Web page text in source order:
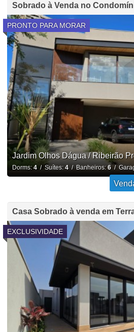
Sobrado à Venda no
PRONTO PARA MORAR
Jardim Olhos Dágua / Ribeirão
Dorms: 4/ Suítes: 4/ Banheiros:6/
Casa Sobrado à venda em
EXCLUSIVIDADE